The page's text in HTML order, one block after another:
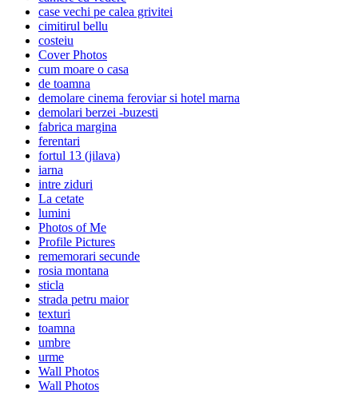
case vechi pe calea grivitei
cimitirul bellu
costeiu
Cover Photos
cum moare o casa
de toamna
demolare cinema feroviar si hotel marna
demolari berzei -buzesti
fabrica margina
ferentari
fortul 13 (jilava)
iarna
intre ziduri
La cetate
lumini
Photos of Me
Profile Pictures
rememorari secunde
rosia montana
sticla
strada petru maior
texturi
toamna
umbre
urme
Wall Photos
Wall Photos